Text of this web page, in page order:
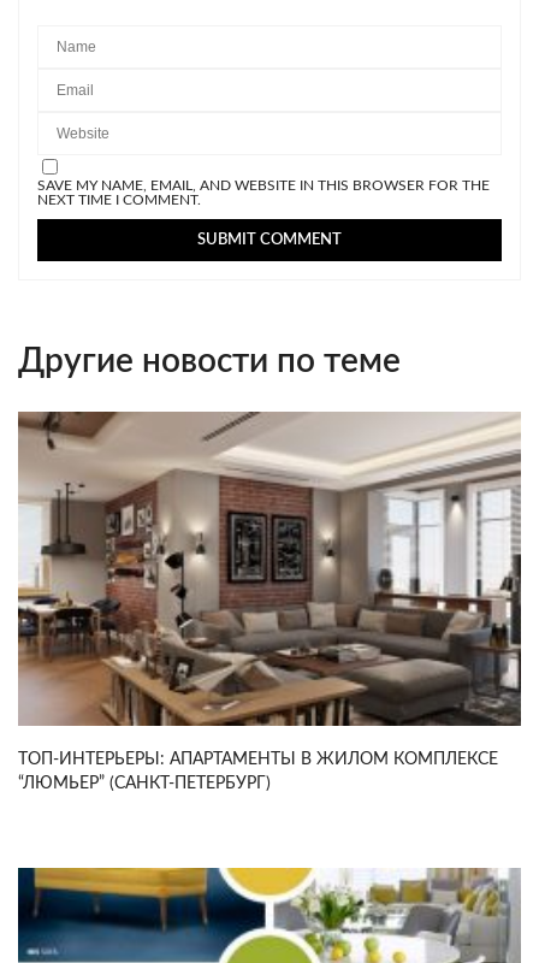
SAVE MY NAME, EMAIL, AND WEBSITE IN THIS BROWSER FOR THE
NEXT TIME I COMMENT.
Другие новости по теме
ТОП-ИНТЕРЬЕРЫ: АПАРТАМЕНТЫ В ЖИЛОМ КОМПЛЕКСЕ
“ЛЮМЬЕР” (САНКТ-ПЕТЕРБУРГ)